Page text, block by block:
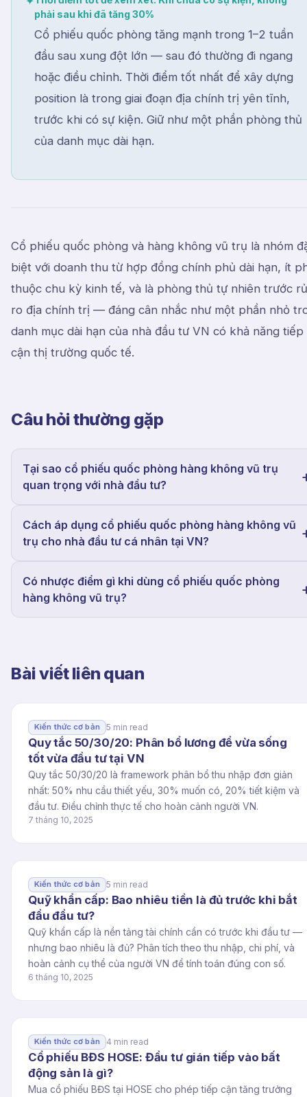
phải sau khi đã tăng 30%
Cổ phiếu quốc phòng tăng mạnh trong 1–2 tuần
đầu sau xung đột lớn — sau đó thường đi ngang
hoặc điều chỉnh. Thời điểm tốt nhất để xây dựng
position là trong giai đoạn địa chính trị yên tĩnh,
trước khi có sự kiện. Giữ như một phần phòng thủ
của danh mục dài hạn.
Cổ phiếu quốc phòng và hàng không vũ trụ là nhóm
biệt với doanh thu từ hợp đồng chính phủ dài hạn, ít
thuộc chu kỳ kinh tế, và là phòng thủ tự nhiên trước
ro địa chính trị — đáng cân nhắc như một phần nhỏ
danh mục dài hạn của nhà đầu tư VN có khả năng tiếp
cận thị trường quốc tế.
Câu hỏi thường gặp
Tại sao cổ phiếu quốc phòng hàng không vũ trụ
quan trọng với nhà đầu tư?
Cách áp dụng cổ phiếu quốc phòng hàng không vũ
trụ cho nhà đầu tư cá nhân tại VN?
Có nhược điểm gì khi dùng cổ phiếu quốc phòng
hàng không vũ trụ?
Bài viết liên quan
Kiến thức cơ bản 5 min read
Quy tắc 50/30/20: Phân bổ lương để vừa sống
tốt vừa đầu tư tại VN
Quy tắc 50/30/20 là framework phân bổ thu nhập đơn giản
nhất: 50% nhu cầu thiết yếu, 30% muốn có, 20% tiết kiệm và
đầu tư. Điều chỉnh thực tế cho hoàn cảnh người VN.
7 tháng 10, 2025
Kiến thức cơ bản 5 min read
Quỹ khẩn cấp: Bao nhiêu tiền là đủ trước khi bắt
đầu đầu tư?
Quỹ khẩn cấp là nền tảng tài chính cần có trước khi đầu tư —
nhưng bao nhiêu là đủ? Phân tích theo thu nhập, chi phí, và
hoàn cảnh cụ thể của người VN để tính toán đúng con số.
6 tháng 10, 2025
Kiến thức cơ bản 4 min read
Cổ phiếu BĐS HOSE: Đầu tư gián tiếp vào bất
động sản là gì?
Mua cổ phiếu BĐS tại HOSE cho phép tiếp cận tăng trưởng